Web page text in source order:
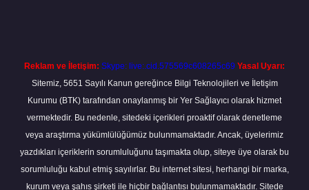
Reklam ve İletişim: Skype: live:.cid.575569c608265c69 Yasal Uyarı:
Sitemiz, 5651 Sayılı Kanun gereğince Bilgi Teknolojileri ve İletişim
Kurumu (BTK) tarafından onaylanmış bir Yer Sağlayıcı olarak hizmet
vermektedir. Bu nedenle, sitedeki içerikleri proaktif olarak denetleme
veya araştırma yükümlülüğümüz bulunmamaktadır. Ancak, üyelerimiz
yazdıkları içeriklerin sorumluluğunu taşımakta olup, siteye üye olarak bu
sorumluluğu kabul etmiş sayılırlar. Bu internet sitesi, herhangi bir marka,
kurum veya şahıs şirketi ile hiçbir bağlantısı bulunmamaktadır. Sitede